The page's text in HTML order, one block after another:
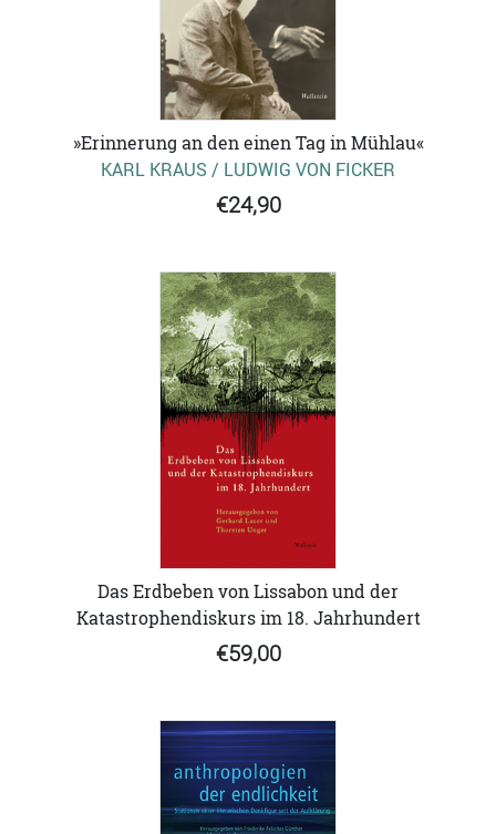
»Erinnerung an den einen Tag in Mühlau«
KARL KRAUS / LUDWIG VON FICKER
€24,90
Das Erdbeben von Lissabon und der
Katastrophendiskurs im 18. Jahrhundert
€59,00